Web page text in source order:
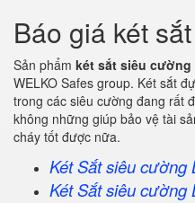
Báo giá két
Sản phẩm két sắt siêu cường
WELKO Safes group. Két sắt
trong các siêu cường đang rất
không những giúp bảo vệ tài
cháy tốt được nữa.
Két Sắt siêu cường
Két Sắtsiêu cường